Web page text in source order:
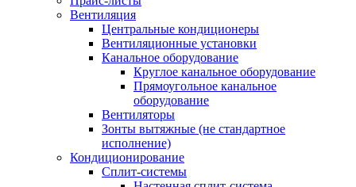
Вентиляция
Центральные кондиционеры
Вентиляционные установки
Канальное оборудование
Круглое канальное оборудование
Прямоугольное канальное
оборудование
Вентиляторы
Зонты вытяжные (не стандартное
исполнение)
Кондиционирование
Сплит-системы